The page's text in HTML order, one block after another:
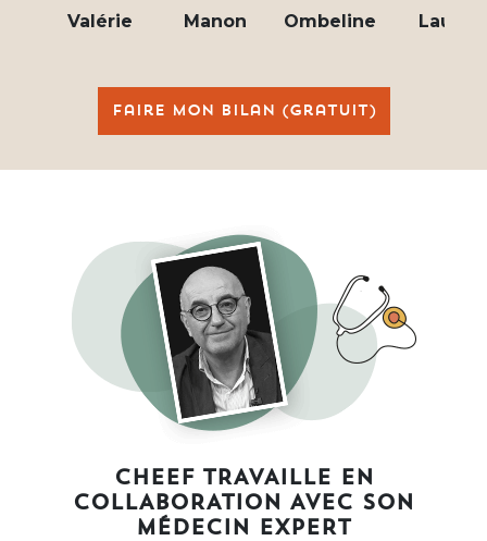
Valérie Manon Ombeline Laura
Faire mon bilan (gratuit)
CHEEF TRAVAILLE EN
COLLABORATION AVEC SON
MÉDECIN EXPERT